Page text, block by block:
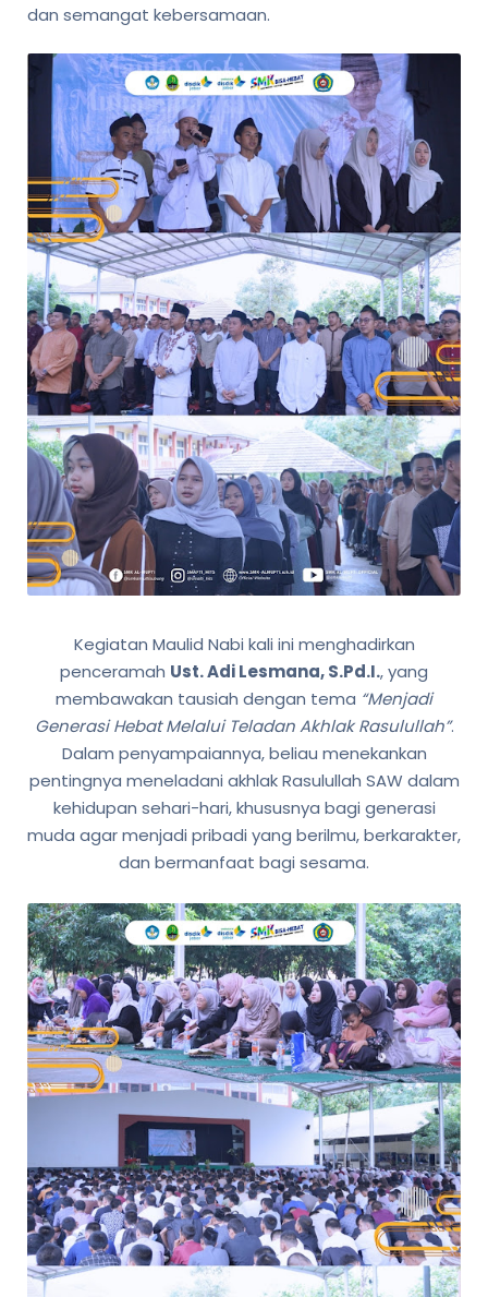
dan semangat kebersamaan.
Kegiatan Maulid Nabi kali ini menghadirkan
penceramah Ust. Adi Lesmana, S.Pd.I., yang
membawakan tausiah dengan tema “Menjadi
Generasi Hebat Melalui Teladan Akhlak Rasulullah”.
Dalam penyampaiannya, beliau menekankan
pentingnya meneladani akhlak Rasulullah SAW dalam
kehidupan sehari-hari, khususnya bagi generasi
muda agar menjadi pribadi yang berilmu, berkarakter,
dan bermanfaat bagi sesama.